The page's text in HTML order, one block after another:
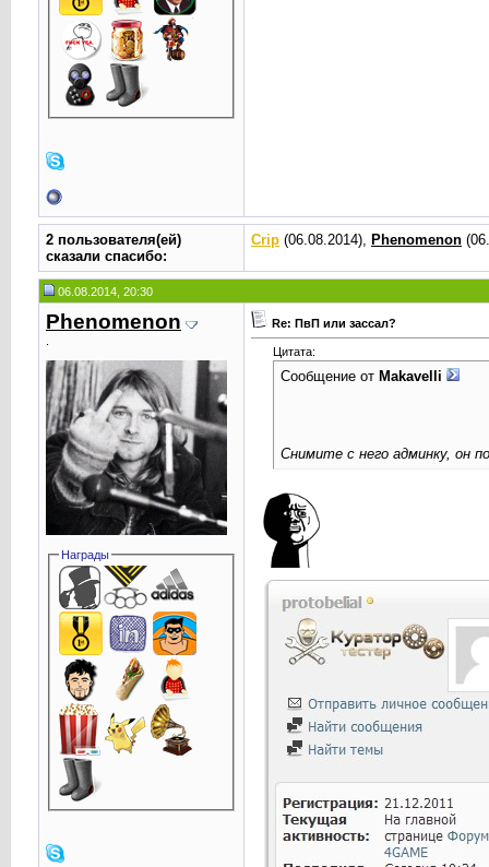
2 пользователя(ей)
сказали cпасибо:
Crip(06.08.2014), Phenomenоn
06.08.2014, 20:30
Phenomenоn
Награды
Re: ПвП или зассал?
Цитата:
Сообщение от Makavelli
Снимите с него админку, он